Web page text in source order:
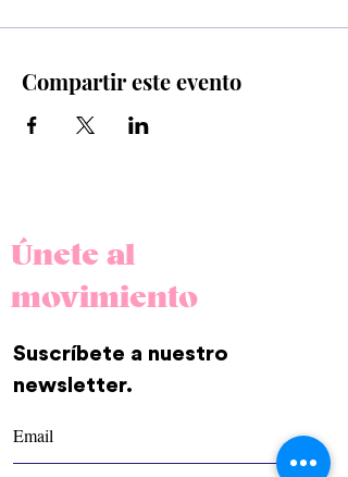
Compartir este evento
Únete al
movimiento
Suscríbete a nuestro
newsletter.